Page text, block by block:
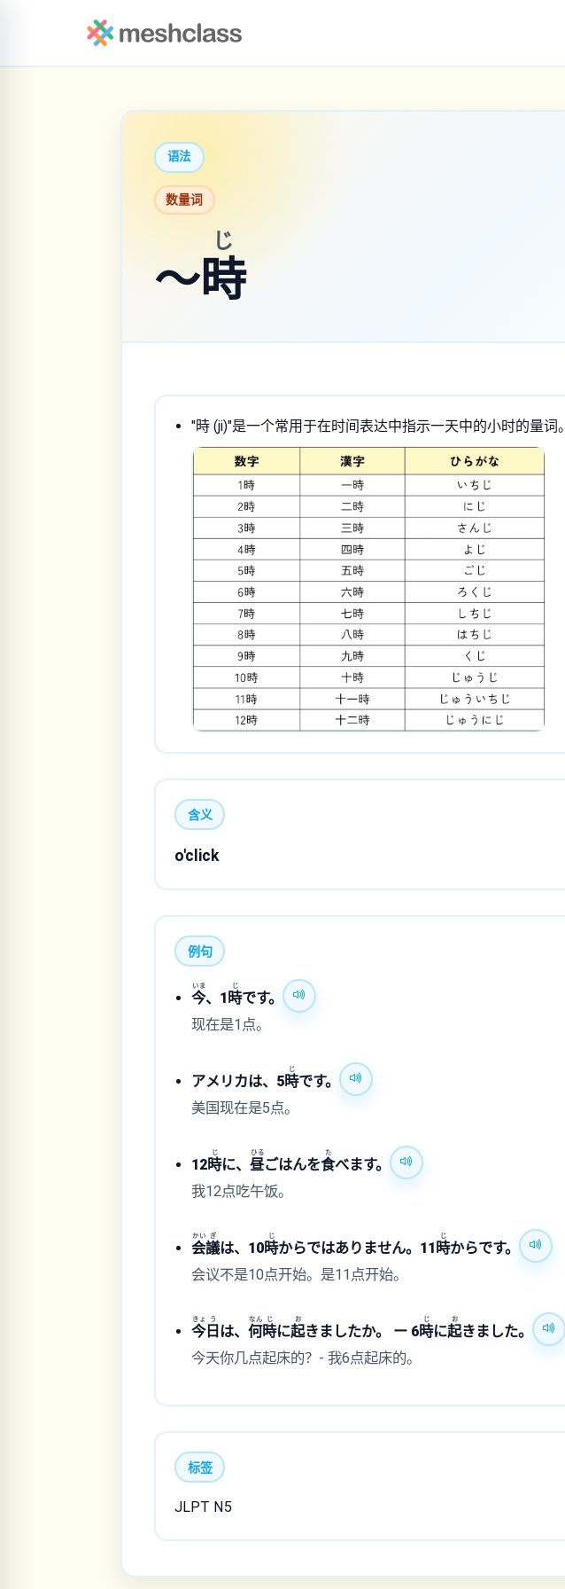
语法
数量词
～時
じ
"時 (ji)"是一个常用于在时间表达中指示一天中的小时的量词。
含义
o'click
例句
今
いま
、1 時
じ
です。
现在是1点。
アメリカは、5時
じ
です。
美国现在是5点。
12時
じ
に、昼
ひる
ごはんを食
た
べます。
我12点吃午饭。
会
かい
議
ぎ
は、10時
じ
からではありません。11 時
じ
からです。
会议不是10点开始。是11点开始。
今
きょ
日
う
は、何
なん
時
じ
に起
お
きましたか。 ー 6時
じ
に起
お
きました。
今天你几点起床的？- 我6点起床的。
标签
JLPT N5